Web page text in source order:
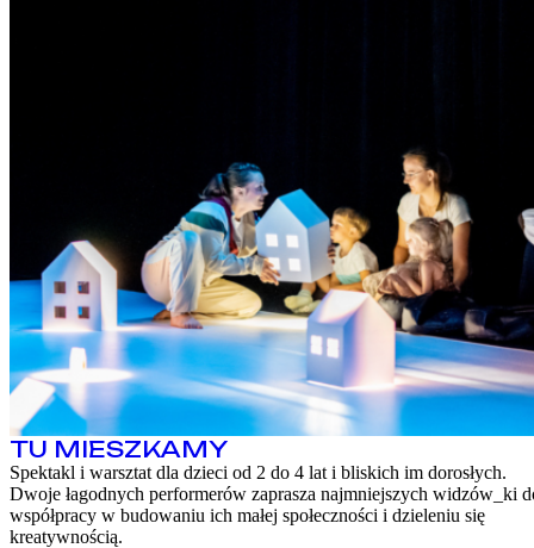
TU MIESZKAMY
Spektakl i warsztat dla dzieci od 2 do 4 lat i bliskich im dorosłych.
Dwoje łagodnych performerów zaprasza najmniejszych widzów_ki
współpracy w budowaniu ich małej społeczności i dzieleniu się
kreatywnością.